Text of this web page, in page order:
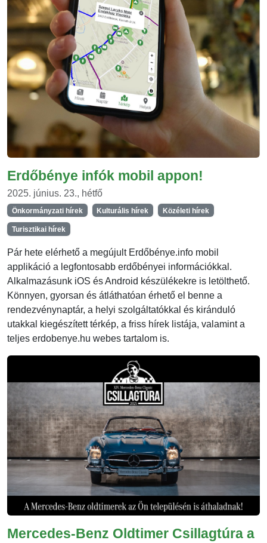
Erdőbénye infók mobil appon!
2025. június. 23., hétfő
Önkormányzati hírek Kulturális hírek Közéleti hírek
Turisztikai hírek
Pár hete elérhető a megújult Erdőbénye.info mobil
applikáció a legfontosabb erdőbényei információkkal.
Alkalmazásunk iOS és Android készülékekre is letölthető.
Könnyen, gyorsan és átláthatóan érhető el benne a
rendezvénynaptár, a helyi szolgáltatókkal és kiránduló
utakkal kiegészített térkép, a friss hírek listája, valamint a
teljes erdobenye.hu webes tartalom is.
Mercedes-Benz Oldtimer Csillagtúra a